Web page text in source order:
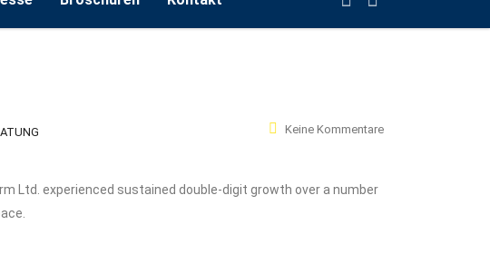
Keine Kommentare
Ltd. experienced sustained double-digit growth over a number